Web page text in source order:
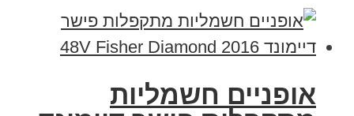
אופניים חשמליות